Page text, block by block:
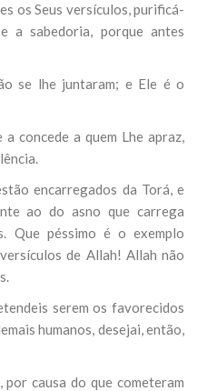
os Seus versículos, purificá-
a sabedoria, porque antes
se lhe juntaram; e Ele é o
concede a quem Lhe apraz,
encarregados da Torá, e
ao do asno que carrega
Que péssimo é o exemplo
de Allah! Allah não
serem os favorecidos
humanos, desejai, então,
por causa do que cometeram